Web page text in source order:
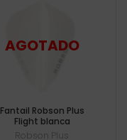
Fantail Robson Plus
Flight blanca
Robson Plus